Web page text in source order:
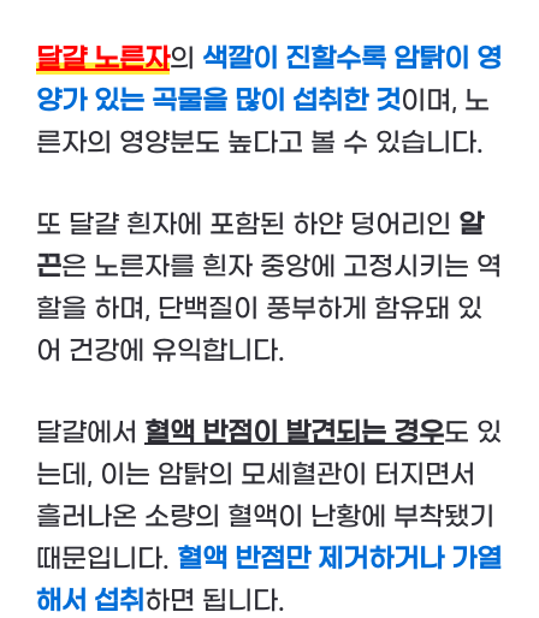
달걀 노른자의 색깔이 진할수록 암탉이 영
양가 있는 곡물을 많이 섭취한 것이며, 노
른자의 영양분도 높다고 볼 수 있습니다.
또 달걀 흰자에 포함된 하얀 덩어리인 알
끈은 노른자를 흰자 중앙에 고정시키는 역
할을 하며, 단백질이 풍부하게 함유돼 있
어 건강에 유익합니다.
달걀에서 혈액 반점이 발견되는 경우도 있
는데, 이는 암탉의 모세혈관이 터지면서
흘러나온 소량의 혈액이 난황에 부착됐기
때문입니다. 혈액 반점만 제거하거나 가열
해서 섭취 하면 됩니다.